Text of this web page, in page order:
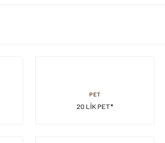
PET
20 LİK PET*